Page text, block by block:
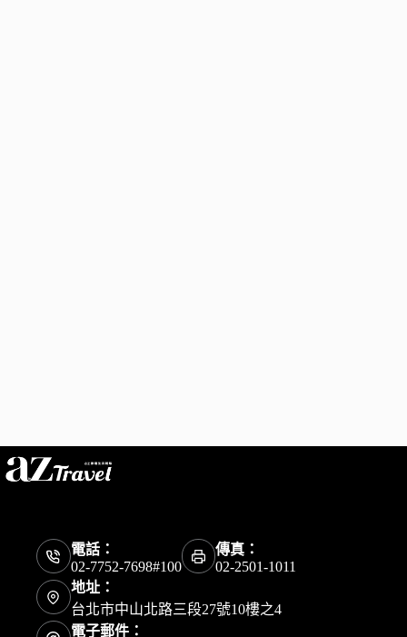
電話：
02-7752-7698#100
傳真：
02-2501-1011
地址：
台北市中山北路三段27號10樓之4
電子郵件：